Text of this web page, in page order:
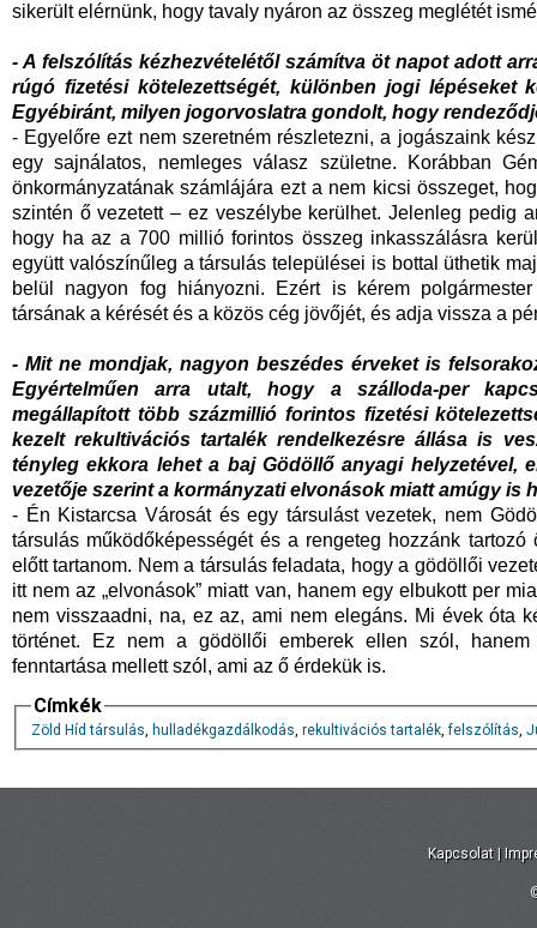
sikerült elérnünk, hogy tavaly nyáron az összeg meglétét
- A felszólítás kézhezvételétől számítva öt napot adott
rúgó fizetési kötelezettségét, különben jogi lépéseket
Egyébiránt, milyen jogorvoslatra gondolt, hogy
- Egyelőre ezt nem szeretném részletezni, a jogászaink
egy sajnálatos, nemleges válasz születne. Korábban
önkormányzatának számlájára ezt a nem kicsi összeget,
szintén ő vezetett – ez veszélybe kerülhet. Jelenleg pedig
hogy ha az a 700 millió forintos összeg inkasszálásra
együtt valószínűleg a társulás települései is bottal üthetik
belül nagyon fog hiányozni. Ezért is kérem
társának a kérését és a közös cég jövőjét, és adja vissza a
- Mit ne mondjak, nagyon beszédes érveket is
Egyértelműen arra utalt, hogy a szálloda-per
megállapított több százmillió forintos fizetési
kezelt rekultivációs tartalék rendelkezésre állása is
tényleg ekkora lehet a baj Gödöllő anyagi helyzetével,
vezetője szerint a kormányzati elvonások miatt amúgy is
- Én Kistarcsa Városát és egy társulást vezetek, nem
társulás működőképességét és a rengeteg hozzánk
előtt tartanom. Nem a társulás feladata, hogy a gödöllői
itt nem az „elvonások” miatt van, hanem egy elbukott per
nem visszaadni, na, ez az, ami nem elegáns. Mi évek óta
történet. Ez nem a gödöllői emberek ellen szól, hanem
fenntartása mellett szól, ami az ő érdekük is.
Címkék
Zöld Híd társulás, hulladékgazdálkodás, rekultivációs tartalék,felszólítás,
Kapcsolat |